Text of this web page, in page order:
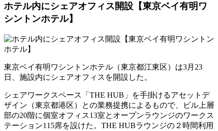
ホテル内にシェアオフィス開設【東京ベイ有明ワ
シントンホテル】
東京ベイ有明ワシントンホテル（東京都江東区）は3月23
日、施設内にシェアオフィスを開設した。
シェアワークスペース「THE HUB」を手掛けるアセットデ
ザイン（東京都港区）との業務提携によるもので、ビル上層
部の20階に個室オフィス13室とオープンラウンジのワークス
テーション115席を設けた。THE HUBラウンジの２時間利用